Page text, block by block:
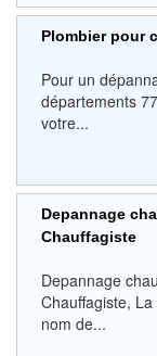
Plombier pour
Pour un
départements
votre...
Depannage
Chauffagiste
Depannage
Chauffagiste,
nom de...